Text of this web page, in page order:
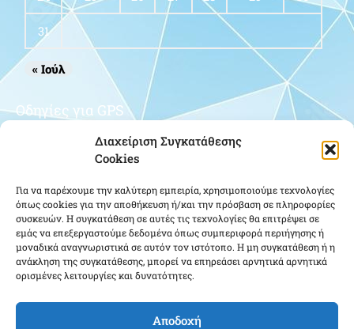
Διαχείριση Συγκατάθεσης
Cookies
Για να παρέχουμε την καλύτερη εμπειρία, χρησιμοποιούμε τεχνολογίες
όπως cookies για την αποθήκευση ή/και την πρόσβαση σε πληροφορίες
συσκευών. Η συγκατάθεση σε αυτές τις τεχνολογίες θα επιτρέψει σε
εμάς να επεξεργαστούμε δεδομένα όπως συμπεριφορά περιήγησης ή
μοναδικά αναγνωριστικά σε αυτόν τον ιστότοπο. Η μη συγκατάθεση ή η
ανάκληση της συγκατάθεσης, μπορεί να επηρεάσει αρνητικά αρνητικά
ορισμένες λειτουργίες και δυνατότητες.
Αποδοχή
Έκφραση Συγχαρητηρίων του ΣΥΝΤΟΝΙΣΤΙΚΟΥ
ΕΝΩΣΕΩΝ ΑΠΟΣΤΡΑΤΩΝ ΑΞΙΩΜΑΤΙΚΩΝ στη νέα
Πολιτική Ηγεσία του ΥΠΕΘΑ
13/07/2019